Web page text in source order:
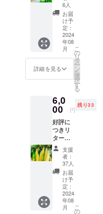
レンジする
事にしまし
応援お願い
します。
度認証
を取得
準備中
です そ
の旨、
ご了承
下さい
・サイ
ズ/重
量:1本
350g〜
400g×5
本 ・保
存方法:
冷蔵庫
こちら
は、5年
クラウ
ドファ
ンディ
ング に
出させ
て頂い
ていた
野菜と
栽培方
法は変
わりま
せん
が、 畑
移動の
次
の日に
臭いが
残りま
せん。
焼
くと ホ
クホク
として
お届け
予定:
2024年
9月中旬
・受け
渡し方
法: 常温
発送 ・
名称:北
海道
産 ピ
ンクニ
ンニク
・原産
国／産
の方々
に御礼
のメー
北海道
産 茄子
( 1㎏)・
サラダ
ピーマ
ン (1㎏)
・きゅ
㎏)
(上記の
値段に
はクー
ル代金
を含む
送料が
含まれ
ていま
す。) ・
お届け
予定:
2024年
8月 ・
受け渡
6人
お届
け予
定：
2024
年08
月
詳細を見る
こ
の
リ
タ
ー
ン
を
選
択
す
る
6,0
00 円
残り33
好評に
つきリ
ターン
現定数
追加し
まし
た。 フ
ルーツ
コーン
10本
セット
1・ご支
支援
者：
37人
お届
け予
定：
2024
年08
月
こ
の